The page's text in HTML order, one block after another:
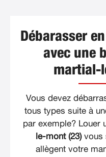
Débarasser
avec une
martial-
Vous devez
tous types suite à
par exemple? Louer
le-mont (23)vous
allègent votre